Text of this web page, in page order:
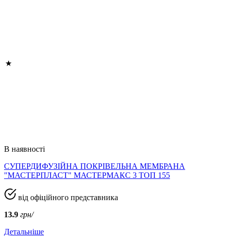
В наявності
СУПЕРДИФУЗІЙНА ПОКРІВЕЛЬНА МЕМБРАНА
"МАСТЕРПЛАСТ" МАСТЕРМАКС 3 ТОП 155
від офіційного представника
13.9 грн/
Детальніше